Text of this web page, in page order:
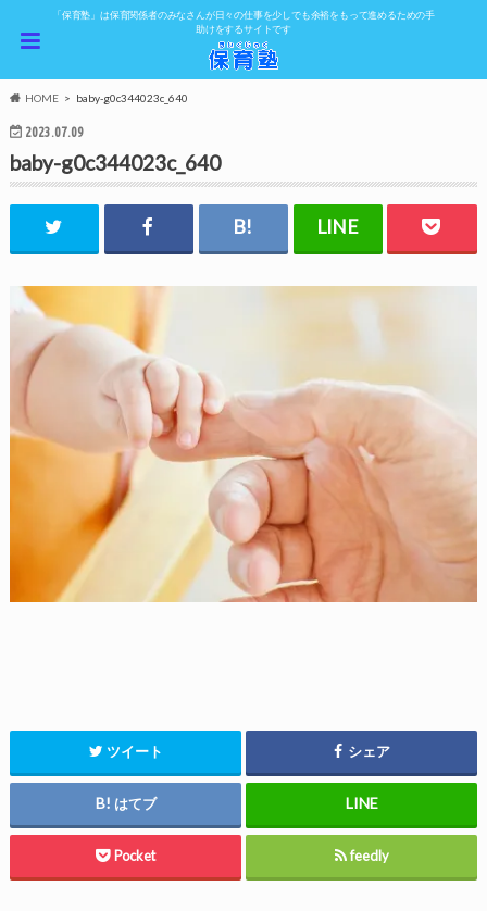
「保育塾」は保育関係者のみなさんが日々の仕事を少しでも余裕をもって進めるための手
助けをするサイトです
HOME baby-g0c344023c_640
2023.07.09
baby-g0c344023c_640
ツイート シェア
はてブ
Pocket feedly